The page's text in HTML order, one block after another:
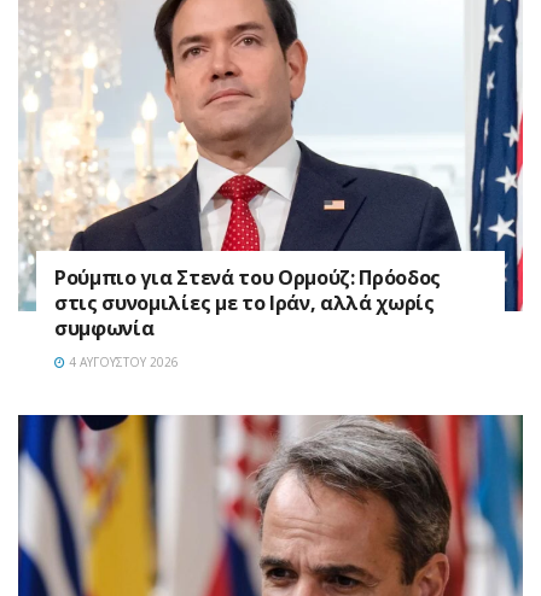
Ρούμπιο για Στενά του Ορμούζ: Πρόοδος
στις συνομιλίες με το Ιράν, αλλά χωρίς
συμφωνία
4 ΑΥΓΟΎΣΤΟΥ 2026